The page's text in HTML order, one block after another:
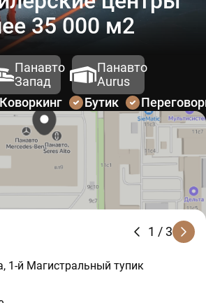
35 000 м2
Панавто
Запад
Панавто
Aurus
Коворкинг Бутик
1 / 3
1-й Магистральный тупик